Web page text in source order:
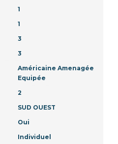
1
1
3
3
Américaine Amenagée
Equipée
2
SUD OUEST
Oui
Individuel